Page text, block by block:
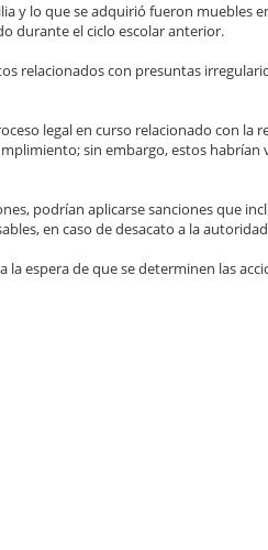
y lo que se adquirió fueron muebles
durante el ciclo escolar anterior.
relacionados con presuntas
legal en curso relacionado con la
sin embargo, estos habrían
podrían aplicarse sanciones que
en caso de desacato a la
espera de que se determinen las